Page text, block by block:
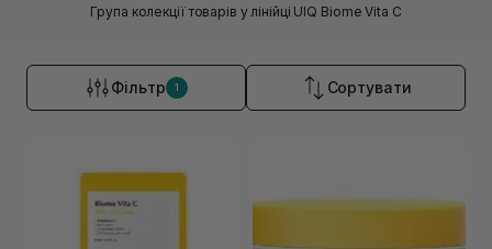
Група колекції товарів у лінійці UIQ Biome Vita C
Фільтр 1 Сортувати